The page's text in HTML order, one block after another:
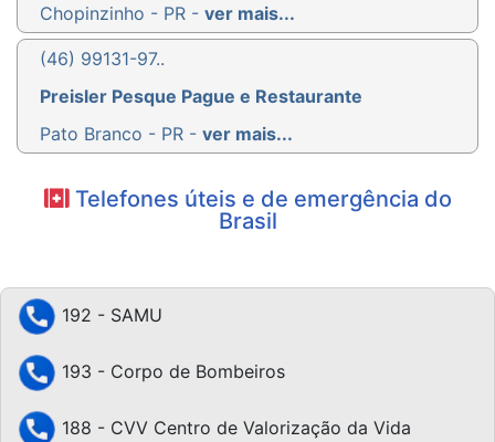
Chopinzinho - PR - ver mais...
(46) 99131-97..
Preisler Pesque Pague e Restaurante
Pato Branco - PR - ver mais...
Telefones úteis e de emergência do
Brasil
192 - SAMU
193 - Corpo de Bombeiros
188 - CVV Centro de Valorização da Vida